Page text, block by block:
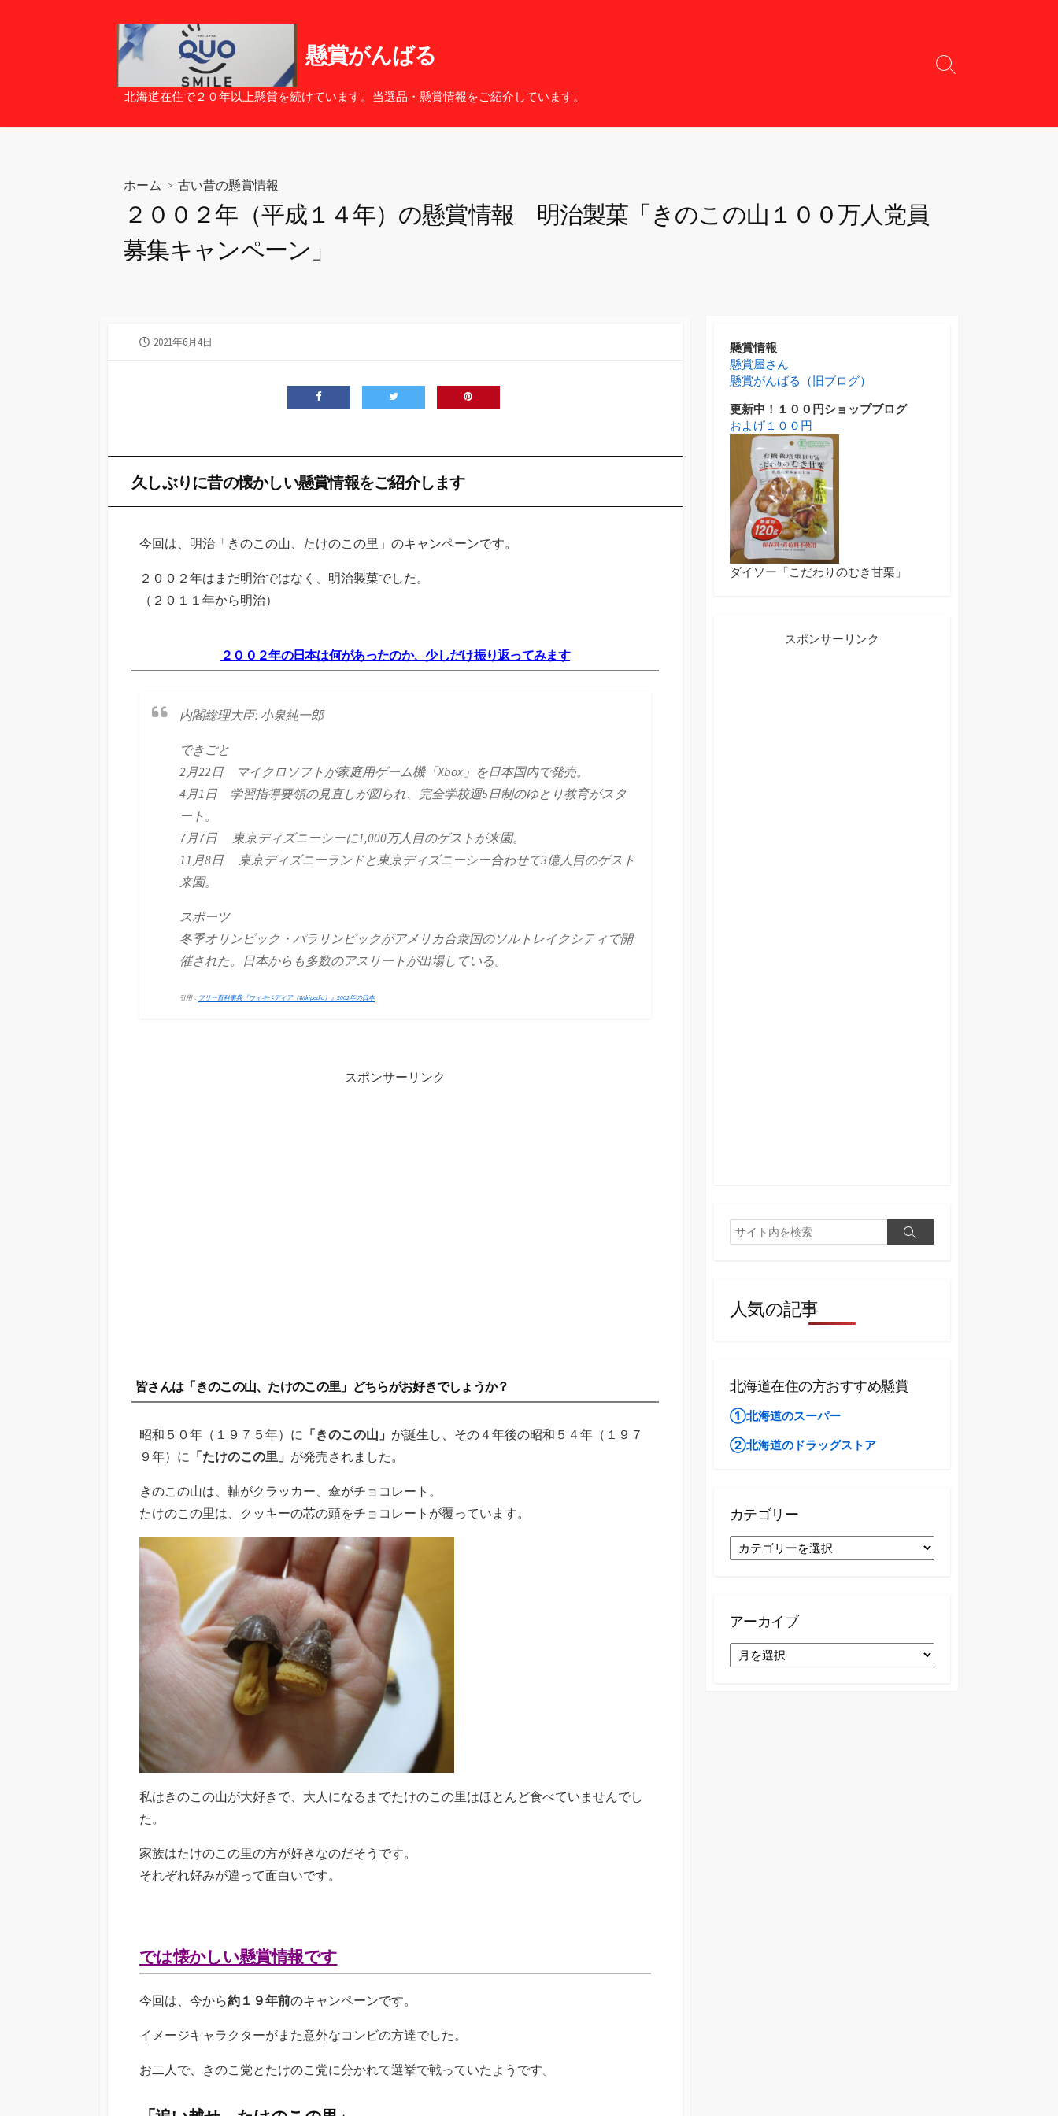
ス
懸賞がんばる
北海道在住で２０年以上懸賞を続けています。当選品・懸賞情報をご紹介しています。
検
ホーム > 古い昔の懸賞情報
２００２年（平成１４年）の懸賞情報 明治製菓「きのこの山１００万人党員
募集キャンペーン」
公
2021年6月4日
久しぶりに昔の懐かしい懸賞情報をご紹介します
今回は、明治「きのこの山、たけのこの里」のキャンペーンです。
２００２年はまだ明治ではなく、明治製菓でした。
（２０１１年から明治）
２００２年の日本は何があったのか、少しだけ振り返ってみます
内閣総理大臣: 小泉純一郎
できごと
2月22日 マイクロソフトが家庭用ゲーム機「Xbox」を日本国内で発売。
4月1日 学習指導要領の見直しが図られ、完全学校週5日制のゆとり教育がスタ
ート。
7月7日 東京ディズニーシーに1,000万人目のゲストが来園。
11月8日 東京ディズニーランドと東京ディズニーシー合わせて3億人目のゲスト
来園。
スポーツ
冬季オリンピック・パラリンピックがアメリカ合衆国のソルトレイクシティで開
催された。日本からも多数のアスリートが出場している。
引用： フリー百科事典『ウィキペディア（Wikipedia）』2002年の日本
スポンサーリンク
皆さんは「きのこの山、たけのこの里」どちらがお好きでしょうか？
昭和５０年（１９７５年）に 「きのこの山」 が誕生し、その４年後の昭和５４年（１９７
９年）に 「たけのこの里」 が発売されました。
きのこの山は、軸がクラッカー、傘がチョコレート。
たけのこの里は、クッキーの芯の頭をチョコレートが覆っています。
私はきのこの山が大好きで、大人になるまでたけのこの里はほとんど食べていませんでし
た。
家族はたけのこの里の方が好きなのだそうです。
それぞれ好みが違って面白いです。
では懐かしい懸賞情報です
今回は、今から約１９年前のキャンペーンです。
イメージキャラクターがまた意外なコンビの方達でした。
お二人で、きのこ党とたけのこ党に分かれて選挙で戦っていたようです。
懸賞情報
懸賞屋さん
懸賞がんばる（旧ブログ）
更新中！１００円ショップブログ
およげ１００円
ダイソー「こだわりのむき甘栗」
スポンサーリンク
検
索
検
人気の記事
北海道在住の方おすすめ懸賞
①北海道のスーパー
②北海道のドラッグストア
カテゴリー
カ
テ
アーカイブ
ー